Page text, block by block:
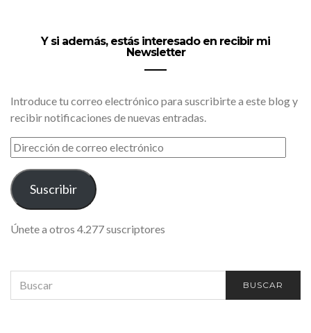
Y si además, estás interesado en recibir mi
Newsletter
Introduce tu correo electrónico para suscribirte a este blog y
recibir notificaciones de nuevas entradas.
DIRECCIÓN
DE
CORREO
ELECTRÓNICO
Suscribir
Únete a otros 4.277 suscriptores
FOR:
BUSCAR